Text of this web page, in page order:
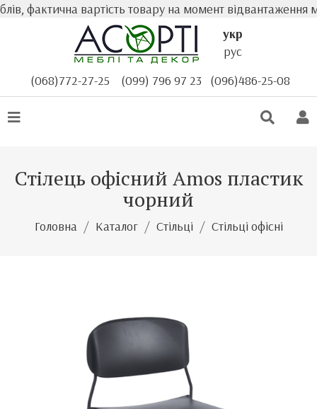
фактична вартість товару на момент відвантаження
укр
рус
(068)772-27-25
(099) 796 97 23 (096)486-25-08
Стілець офісний Amos пластик
чорний
Головна Каталог Стільці Стільці офісні